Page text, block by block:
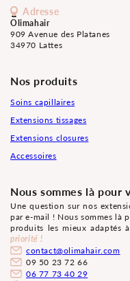
Adresse
Olimahair
909 Avenue des Platanes
34970 Lattes
Nos produits
Soins capillaires
Extensions tissages
Extensions closures
Accessoires
Nous sommes là pour
Une question sur nos
par e-mail ! Nous sommes là
produits les mieux adaptés
priorité !
contact@olimahair.com
09 50 23 72 66
06 77 73 40 29